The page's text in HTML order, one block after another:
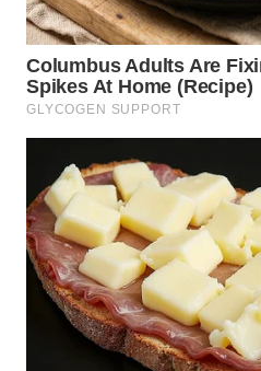
WN
SULUT
WN
MALUKU
WN
MALUT
WN
DAIRI
WN